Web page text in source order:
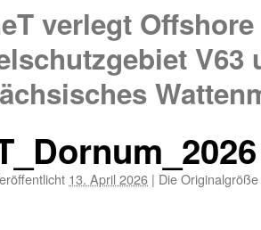
verlegt
13. April 2026 | Die